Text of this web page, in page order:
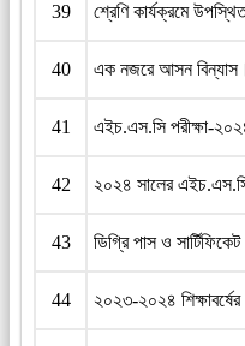
39 শ্রেণি কার্যক্রমে
40 এক নজরে আসন বিন্যাস।
41 এইচ.এস.সি পরীক্ষা-
42 ২০২৪ সালের এইচ.এস.সি
43 ডিগ্রি পাস ও
44 ২০২৩-২০২৪ শিক্ষাবর্ষের